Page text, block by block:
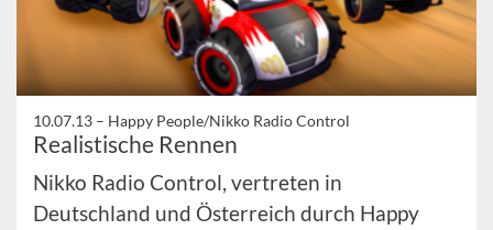
10.07.13 – Happy People/Nikko Radio Control
Realistische Rennen
Nikko Radio Control, vertreten in
Deutschland und Österreich durch Happy